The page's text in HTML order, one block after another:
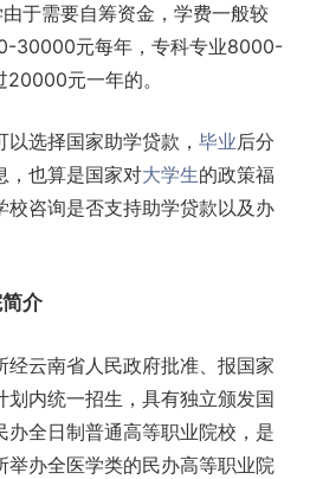
于需要自筹资金，学费一般较
30000元每年，专科专业8000-
元一年的。
选择国家助学贷款， 毕业后分
，也算是国家对大学生的政策福
校咨询是否支持助学贷款以及办
介
经云南省人民政府批准、报国家
划内统一招生，具有独立颁发国
办全日制普通高等职业院校，是
举办全医学类的民办高等职业院